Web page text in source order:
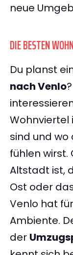
neue
DIE BESTEN
Du planst
nach Venlo
Wohnviertel
sind und wo
fühlen wirst.
Altstadt ist,
Ost oder
Venlo hat
Ambiente.
der